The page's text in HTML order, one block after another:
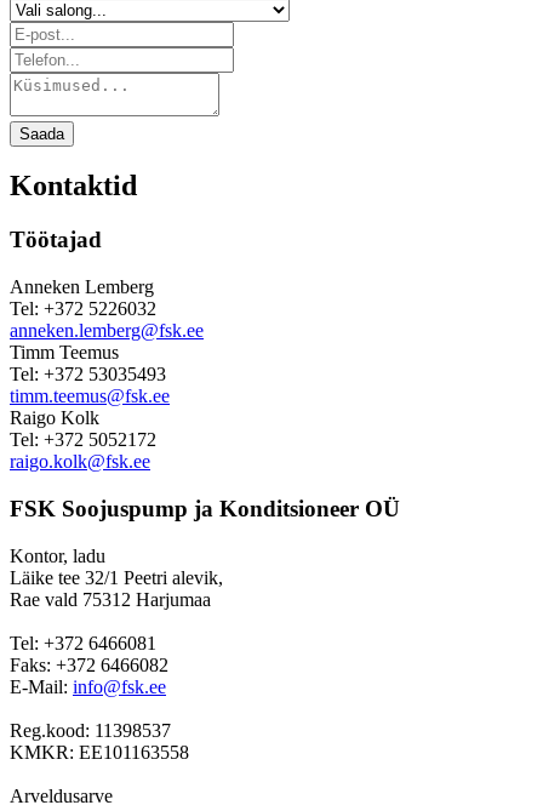
Saada
Kontaktid
Töötajad
Anneken Lemberg
Tel: +372 5226032
anneken.lemberg@fsk.ee
Timm Teemus
Tel: +372 53035493
timm.teemus@fsk.ee
Raigo Kolk
Tel: +372 5052172
raigo.kolk@fsk.ee
FSK Soojuspump ja Konditsioneer OÜ
Kontor, ladu
Läike tee 32/1 Peetri alevik,
Rae vald 75312 Harjumaa
Tel: +372 6466081
Faks: +372 6466082
E-Mail: info@fsk.ee
Reg.kood: 11398537
KMKR: EE101163558
Arveldusarve